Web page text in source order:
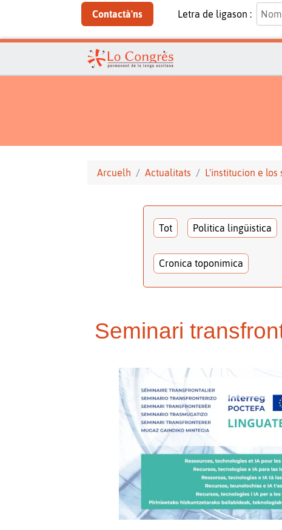
Contactà'ns Letra de ligason :
Arcuelh Actualitats L'institucion e los
Tot Politica lingüistica
Cronica toponimica
Seminari